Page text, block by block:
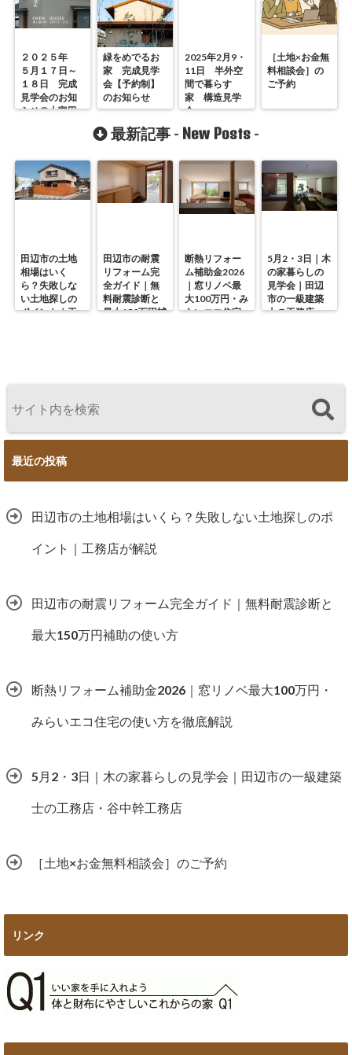
２０２５年
５月１７日～
１８日 完成
見学会のお知
らせ＠上富田
緑をめでるお
家 完成見学
会【予約制】
のお知らせ
2025年2月9・
11日 半外空
間で暮らす
家 構造見学
会
［土地×お金無
料相談会］の
ご予約
最新記事 - New Posts -
田辺市の土地
相場はいく
ら？失敗しな
い土地探しの
ポイント｜工
田辺市の耐震
リフォーム完
全ガイド｜無
料耐震診断と
最大150万円補
断熱リフォー
ム補助金2026
｜窓リノベ最
大100万円・み
らいエコ住宅
5月2・3日｜木
の家暮らしの
見学会｜田辺
市の一級建築
士の工務店・
最近の投稿
田辺市の土地相場はいくら？失敗しない土地探しのポ
イント｜工務店が解説
田辺市の耐震リフォーム完全ガイド｜無料耐震診断と
最大150万円補助の使い方
断熱リフォーム補助金2026｜窓リノベ最大100万円・
みらいエコ住宅の使い方を徹底解説
5月2・3日｜木の家暮らしの見学会｜田辺市の一級建築
士の工務店・谷中幹工務店
［土地×お金無料相談会］のご予約
リンク